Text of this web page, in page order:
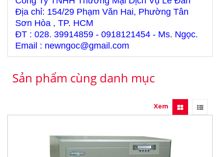
Địa chỉ: 154/29 Phạm Văn Hai, Phường Tân
Sơn Hòa , TP. HCM
ĐT : 028. 39914859 - 0918121454 - Ms. Ngọc.
Email : newngoc@gmail.com
Sản phẩm cùng danh mục
Xem